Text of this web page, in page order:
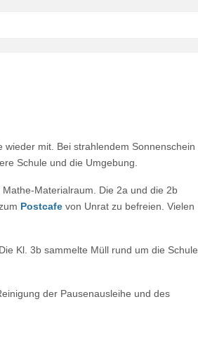
mit. Bei strahlendem Sonnenschein
Schule und die Umgebung.
Materialraum. Die 2a und die 2b
Postcafe von Unrat zu befreien. Vielen
Kl. 3b sammelte Müll rund um die Schule
der Pausenausleihe und des